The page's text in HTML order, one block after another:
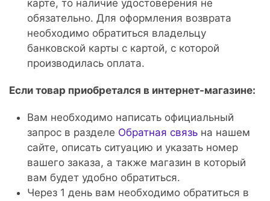
карте, то наличие удостоверения не
обязательно. Для оформления возврата
необходимо обратиться владельцу
банковской карты с картой, с которой
производилась оплата.
Если товар приобретался в интернет-магазине:
Вам необходимо написать официальный
запрос в разделе Обратная связь на нашем
сайте, описать ситуацию и указать номер
вашего заказа, а также магазин в который
вам будет удобно обратиться.
Через 1 день вам необходимо обратиться в